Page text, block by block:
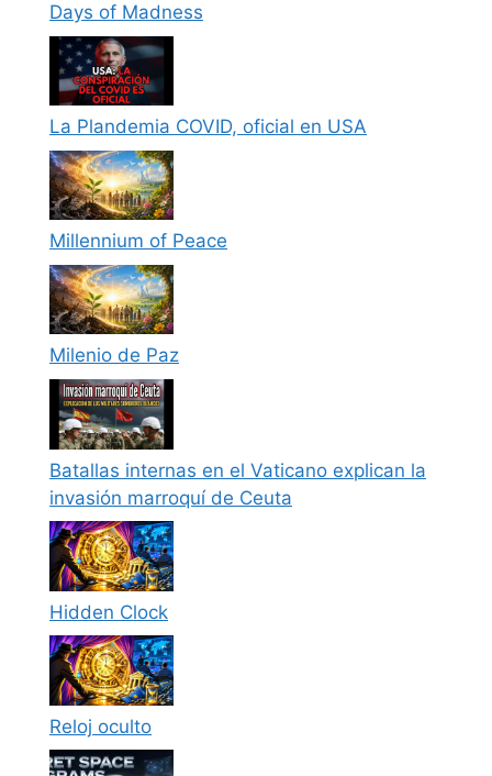
Days of Madness
La Plandemia COVID, oficial en USA
Millennium of Peace
Milenio de Paz
Batallas internas en el Vaticano explican la
invasión marroquí de Ceuta
Hidden Clock
Reloj oculto